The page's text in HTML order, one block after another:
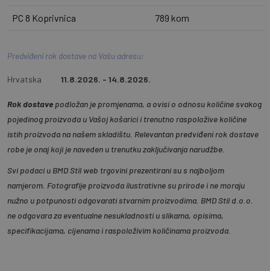
PC 8 Koprivnica 789 kom
Predviđeni rok dostave na Vašu adresu:
Hrvatska 11.8.2026. - 14.8.2026.
Rok dostave podložan je promjenama, a ovisi o odnosu količine svakog
pojedinog proizvoda u Vašoj košarici i trenutno raspoložive količine
istih proizvoda na našem skladištu. Relevantan predviđeni rok dostave
robe je onaj koji je naveden u trenutku zaključivanja narudžbe.
Svi podaci u BMD Stil web trgovini prezentirani su s najboljom
namjerom. Fotografije proizvoda ilustrativne su prirode i ne moraju
nužno u potpunosti odgovarati stvarnim proizvodima. BMD Stil d.o.o.
ne odgovara za eventualne nesukladnosti u slikama, opisima,
specifikacijama, cijenama i raspoloživim količinama proizvoda.